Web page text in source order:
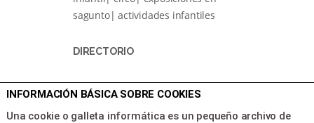
sagunto| actividades infantiles
DIRECTORIO
Inicio
Programacion
INFORMACIÓN BÁSICA SOBRE COOKIES
Una cookie o galleta informática es un pequeño archivo de